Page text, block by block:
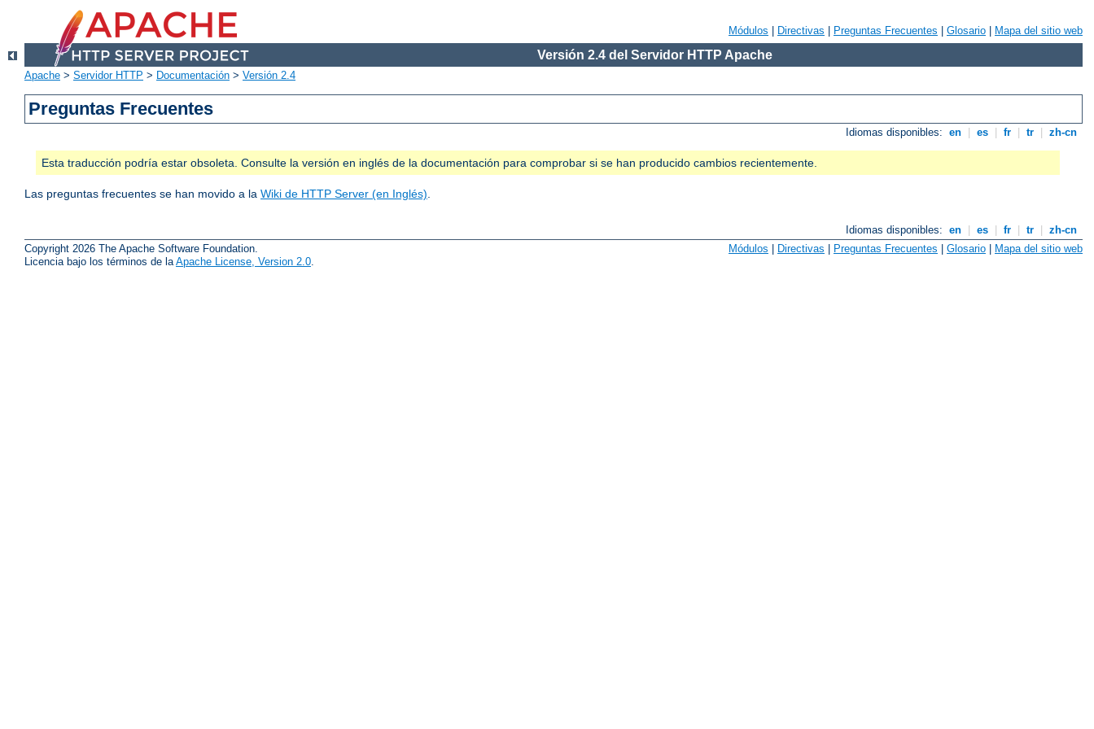
Módulos Directivas Preguntas Frecuentes Glosario Mapa del sitio web
Versión 2.4 del Servidor HTTP Apache
Apache > Servidor HTTP > Documentación > Versión 2.4
Preguntas Frecuentes
Idiomas disponibles: en es fr tr zh-cn
Esta traducción podría estar obsoleta. Consulte la versión en inglés de la documentación para comprobar si se han producido cambios recientemente.
Las preguntas frecuentes se han movido a la Wiki de HTTP Server (en Inglés).
Idiomas disponibles: en es fr tr
zh-cn
Copyright 2026 The Apache Software Foundation.
Licencia bajo los términos de la Apache License, Version 2.0
Módulos | Directivas | Preguntas Frecuentes | Glosario | Mapa del sitio web